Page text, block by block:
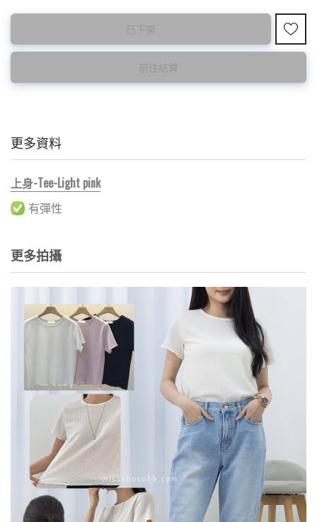
已下架
前往結算
更多資料
上身-Tee-Light pink
有彈性
更多拍攝